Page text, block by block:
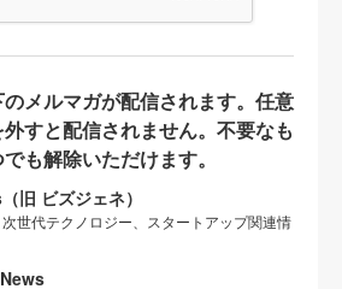
メルマガが配信されます。任意
すと配信されません。不要なも
も解除いただけます。
旧 ビズジェネ）
世代テクノロジー、スタートアップ関連情